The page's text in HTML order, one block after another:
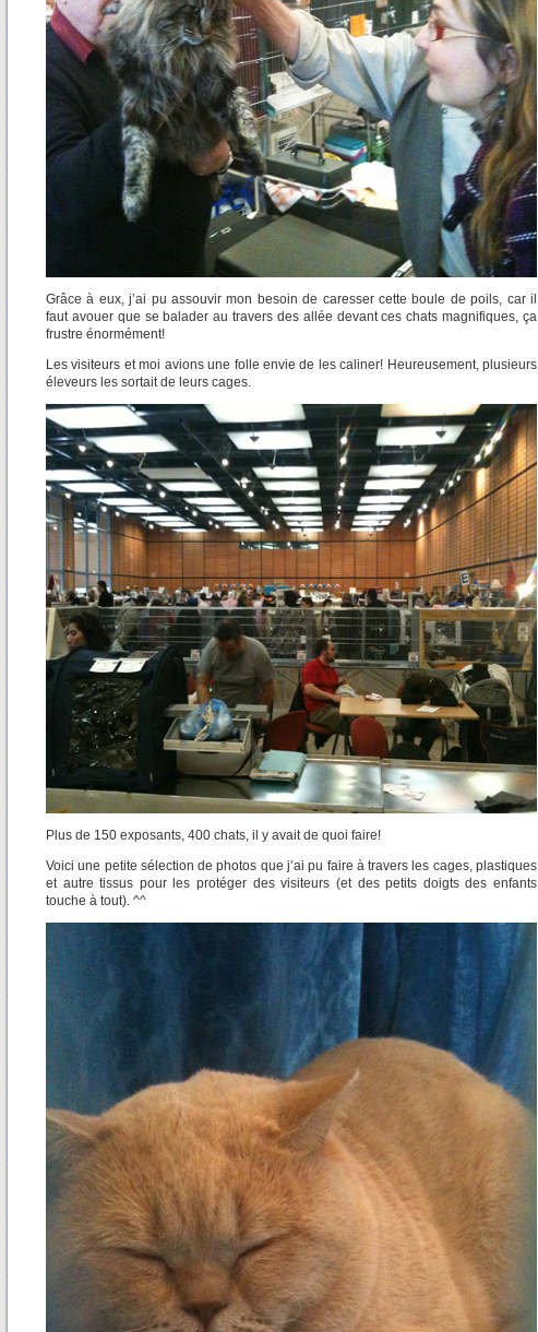
Grâce à eux, j’ai pu assouvir mon besoin de caresser cette boule de poils, car il
faut avouer que se balader au travers des allée devant ces chats magnifiques, ça
frustre énormément!
Les visiteurs et moi avions une folle envie de les caliner! Heureusement, plusieurs
éleveurs les sortait de leurs cages.
Plus de 150 exposants, 400 chats, il y avait de quoi faire!
Voici une petite sélection de photos que j’ai pu faire à travers les cages, plastiques
et autre tissus pour les protéger des visiteurs (et des petits doigts des enfants
touche à tout). ^^